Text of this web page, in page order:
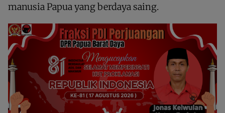
manusia Papua yang berdaya saing.